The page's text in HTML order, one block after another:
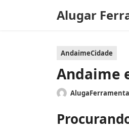
Alugar
AndaimeCidade
Andaime